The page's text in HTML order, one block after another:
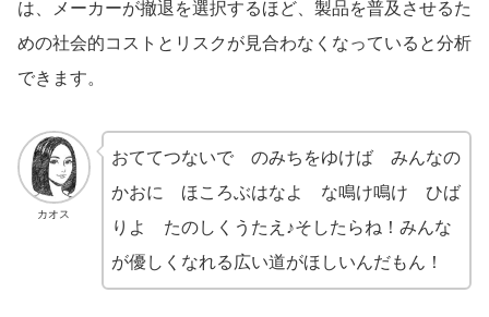
は、メーカーが撤退を選択するほど、製品を普及させるた
めの社会的コストとリスクが見合わなくなっていると分析
できます。
カオス
おててつないで のみちをゆけば みんなの
かおに ほころぶはなよ な鳴け鳴け ひば
りよ たのしくうたえ♪そしたらね！みんな
が優しくなれる広い道がほしいんだもん！